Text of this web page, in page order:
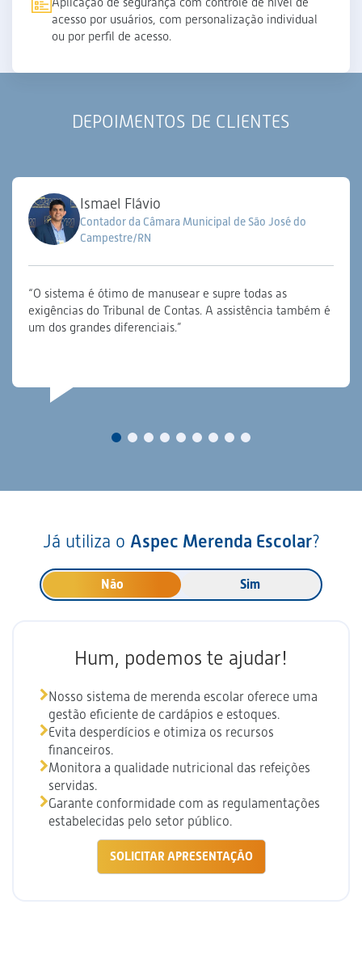
acesso por usuários, com personalização individual
ou por perfil de acesso.
DEPOIMENTOS DE CLIENTES
Ismael Flávio
Contador da Câmara Municipal de São José do
Campestre/RN
“O sistema é ótimo de manusear e supre todas as
exigências do Tribunal de Contas. A assistência também é
um dos grandes diferenciais.”
Já utiliza o Aspec Merenda Escolar?
Não Sim
Hum, podemos te ajudar!
Nosso sistema de merenda escolar oferece uma
gestão eficiente de cardápios e estoques.
Evita desperdícios e otimiza os recursos
financeiros.
Monitora a qualidade nutricional das refeições
servidas.
Garante conformidade com as regulamentações
estabelecidas pelo setor público.
SOLICITAR APRESENTAÇÃO